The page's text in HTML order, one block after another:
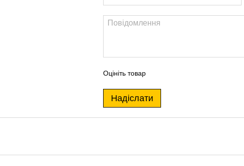
Оцініть товар
Надіслати